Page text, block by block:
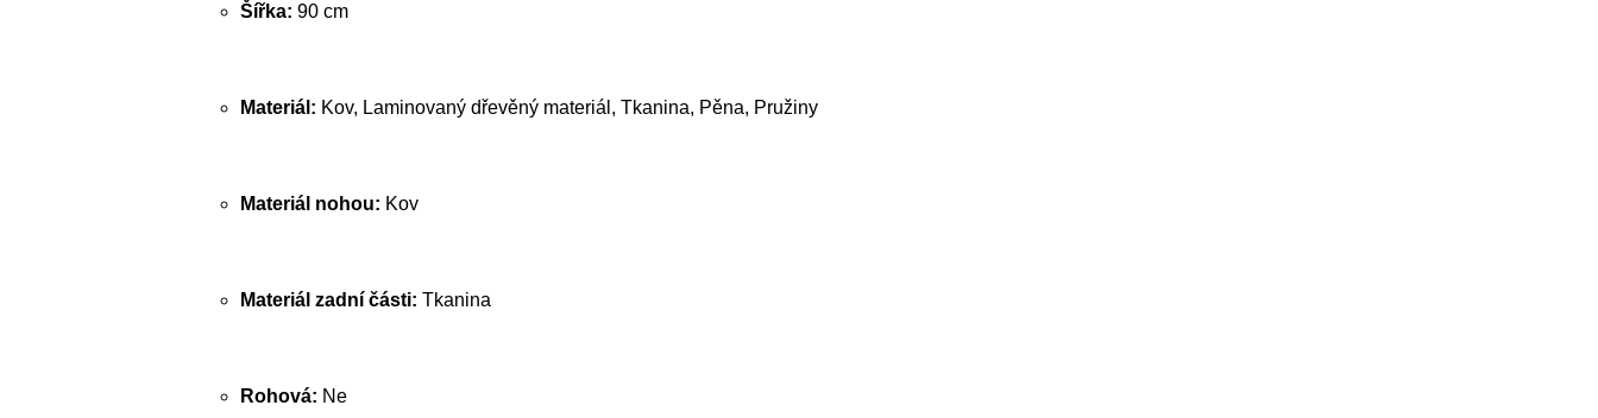
Šířka: 90 cm
Materiál: Kov, Laminovaný dřevěný materiál, Tkanina, Pěna, Pružiny
Materiál nohou: Kov
Materiál zadní části: Tkanina
Rohová: Ne